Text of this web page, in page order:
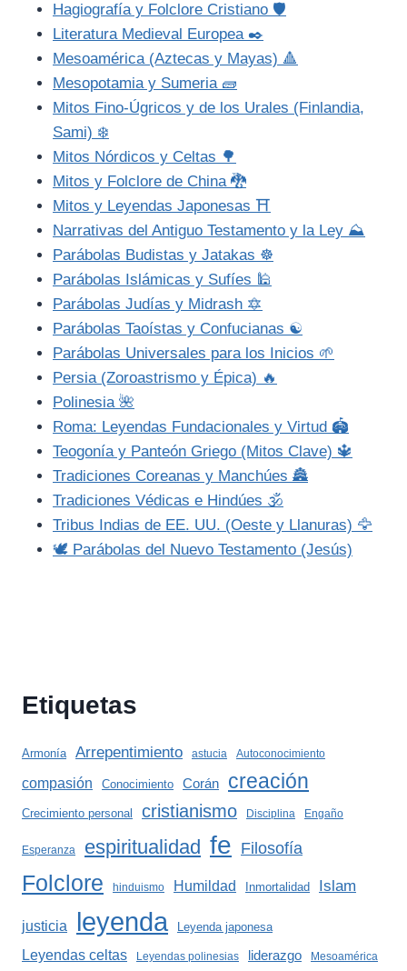
Hagiografía y Folclore Cristiano 🛡️
Literatura Medieval Europea ✒️
Mesoamérica (Aztecas y Mayas) 🔺
Mesopotamia y Sumeria 🧱
Mitos Fino-Úgricos y de los Urales (Finlandia,
Sami) ❄️
Mitos Nórdicos y Celtas 🌳
Mitos y Folclore de China 🐉
Mitos y Leyendas Japonesas ⛩️
Narrativas del Antiguo Testamento y la Ley ⛰️
Parábolas Budistas y Jatakas ☸️
Parábolas Islámicas y Sufíes 🕌
Parábolas Judías y Midrash 🔯
Parábolas Taoístas y Confucianas ☯️
Parábolas Universales para los Inicios 🌱
Persia (Zoroastrismo y Épica) 🔥
Polinesia 🌺
Roma: Leyendas Fundacionales y Virtud 🏟️
Teogonía y Panteón Griego (Mitos Clave) 🔱
Tradiciones Coreanas y Manchúes 🏯
Tradiciones Védicas e Hindúes 🕉️
Tribus Indias de EE. UU. (Oeste y Llanuras) 🦅
🕊️ Parábolas del Nuevo Testamento (Jesús)
Etiquetas
Armonía Arrepentimiento astucia Autoconocimiento
compasión Conocimiento Corán creación
Crecimiento personal cristianismo Disciplina Engaño
Esperanza espiritualidad fe Filosofía
Folclore hinduismo Humildad Inmortalidad Islam
justicia leyenda Leyenda japonesa
Leyendas celtas Leyendas polinesias liderazgo Mesoamérica